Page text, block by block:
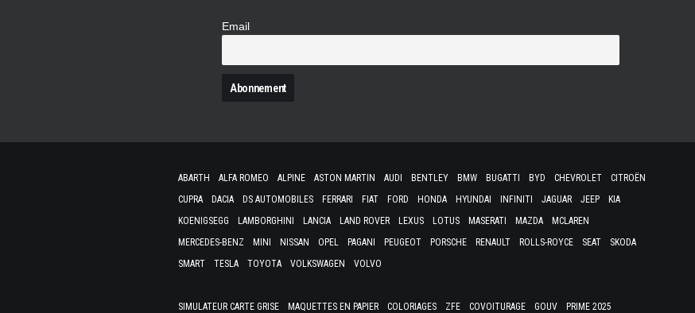
Email
ABARTH ALFA ROMEO ALPINE ASTON MARTIN AUDI BENTLEY BMW BUGATTI BYD CHEVROLET
CITROËN
CUPRA
DACIA DS AUTOMOBILES FERRARI FIAT FORD HONDA HYUNDAI INFINITI JAGUAR JEEP
KIA
KOENIGSEGG
LAMBORGHINI LANCIA LAND ROVER LEXUS LOTUS MASERATI MAZDA
MCLAREN
MERCEDES-BENZ
MINI NISSAN OPEL PAGANI PEUGEOT PORSCHE RENAULT ROLLS-ROYCE SEAT
SKODA
SMART
TESLA TOYOTA VOLKSWAGEN VOLVO
SIMULATEUR CARTE GRISE MAQUETTES EN PAPIER COLORIAGES ZFE COVOITURAGE GOUV
PRIME 2025